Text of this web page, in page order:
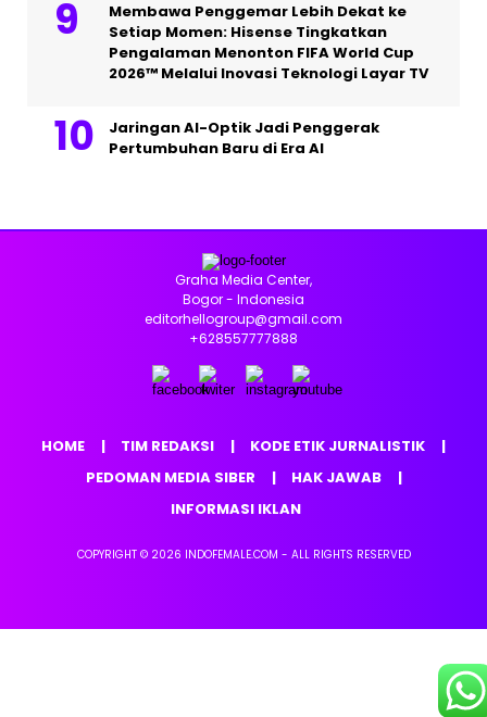
Membawa Penggemar Lebih Dekat ke
Setiap Momen: Hisense Tingkatkan
Pengalaman Menonton FIFA World Cup
2026™ Melalui Inovasi Teknologi Layar TV
Jaringan AI-Optik Jadi Penggerak
Pertumbuhan Baru di Era AI
Graha Media Center,
Bogor - Indonesia
editorhellogroup@gmail.com
+628557777888
HOME TIM REDAKSI
KODE ETIK JURNALISTIK
PEDOMAN MEDIA SIBER
HAK JAWAB
INFORMASI IKLAN
COPYRIGHT © 2026 INDOFEMALE.COM - ALL RIGHTS RESERVED